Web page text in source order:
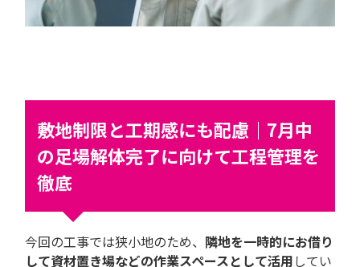
敷地制限と工期感にも配慮｜7月中
の足場解体完了に向けて工程管理を
徹底
今回の工事では狭小地のため、 隣地を一時的にお借り
して資材置き場などの作業スペースとして活用してい